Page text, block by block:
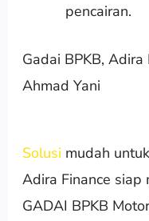
pencairan.
Gadai BPKB,
Ahmad Yani
Solusi mudah
Adira Finance siap
GADAI BPKB